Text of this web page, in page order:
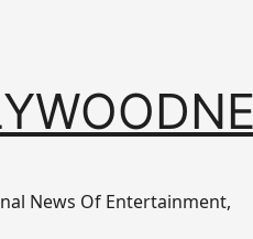
News Of Entertainment,